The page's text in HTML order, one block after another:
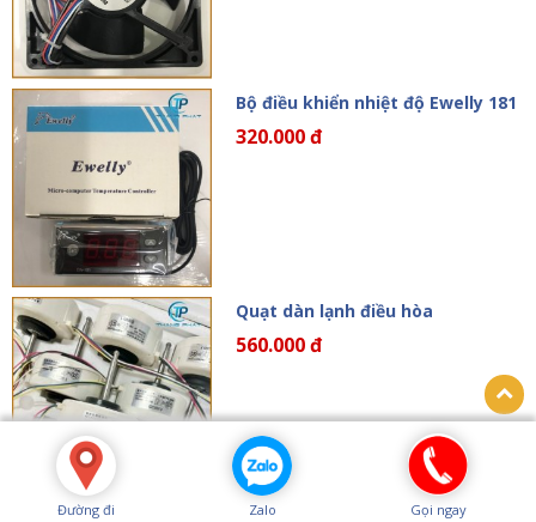
Bộ điều khiển nhiệt độ Ewelly 181
320.000 đ
Quạt dàn lạnh điều hòa
560.000 đ
Đường đi Zalo Gọi ngay